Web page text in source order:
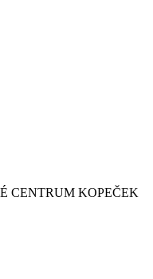
CENTRUM KOPEČEK